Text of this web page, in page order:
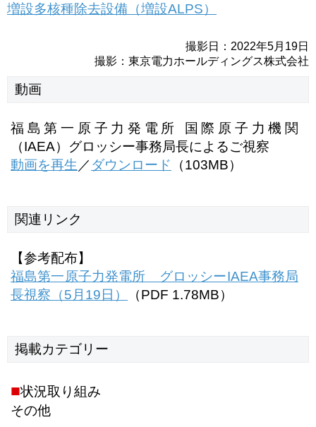
増設多核種除去設備（増設ALPS）
撮影日：2022年5月19日
撮影：東京電力ホールディングス株式会社
動画
福島第一原子力発電所 国際原子力機関
（IAEA）グロッシー事務局長によるご視察
動画を再生 ／ ダウンロード （103MB）
関連リンク
【参考配布】
福島第一原子力発電所 グロッシーIAEA事務局
長視察（5月19日）
（PDF 1.78MB）
掲載カテゴリー
■状況取り組み
その他